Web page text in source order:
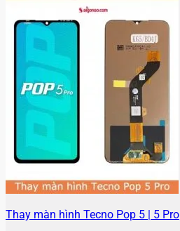
Thay màn hình Tecno Pop 5 | 5 Pro